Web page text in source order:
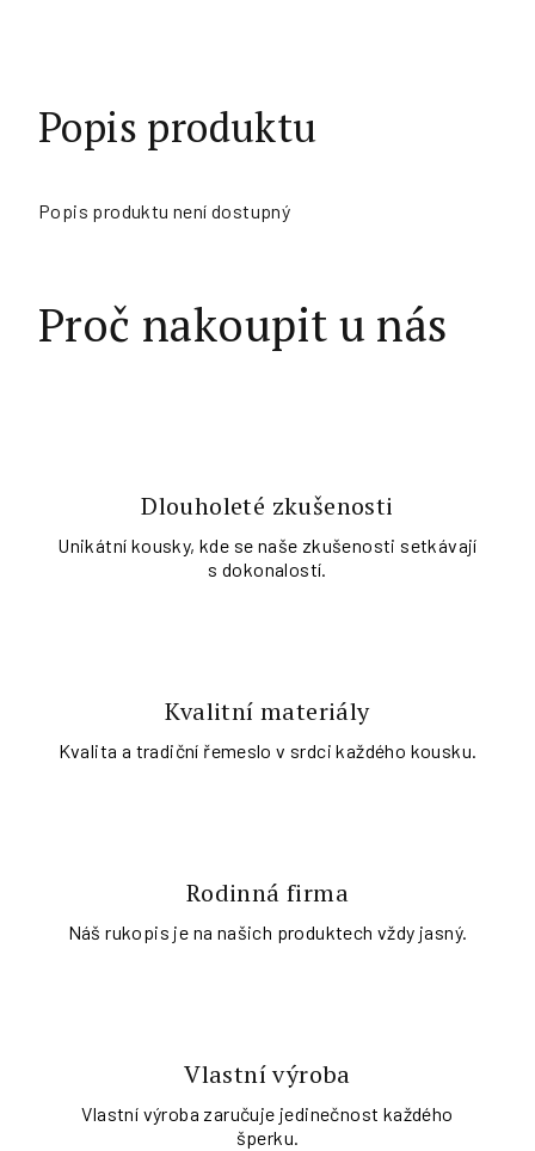
Popis produktu
Popis produktu není dostupný
Proč nakoupit u nás
Dlouholeté zkušenosti
Unikátní kousky, kde se naše zkušenosti setkávají
s dokonalostí.
Kvalitní materiály
Kvalita a tradiční řemeslo v srdci každého kousku.
Rodinná firma
Náš rukopis je na našich produktech vždy jasný.
Vlastní výroba
Vlastní výroba zaručuje jedinečnost každého
šperku.